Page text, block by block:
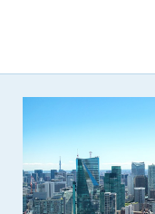
第6条（会員の禁止事
1. 会員は建設資料館
す。
(1) 第三者または管理
る行為